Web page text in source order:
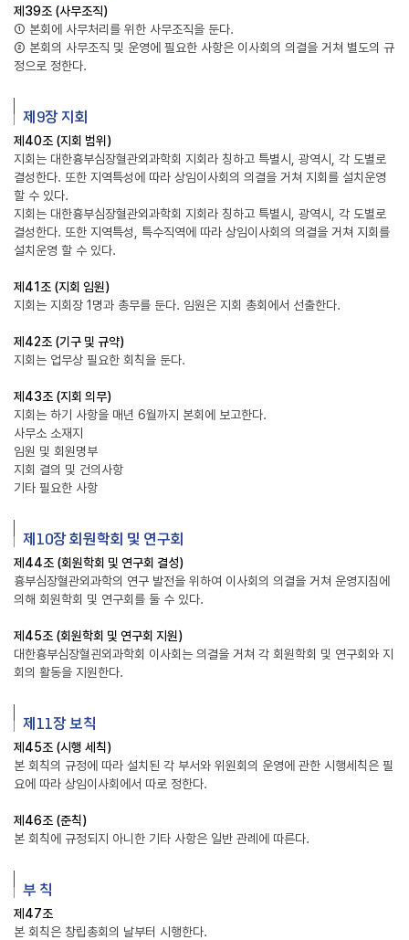
제39조 (사무조직)
① 본회에 사무처리를 위한 사무조직을 둔다.
② 본회의 사무조직 및 운영에 필요한 사항은 이사회의 의결을 거쳐 별도의 규
정으로 정한다.
제9장 지회
제40조 (지회 범위)
지회는 대한흉부심장혈관외과학회 지회라 칭하고 특별시, 광역시, 각 도별로
결성한다. 또한 지역특성에 따라 상임이사회의 의결을 거쳐 지회를 설치운영
할 수 있다.
지회는 대한흉부심장혈관외과학회 지회라 칭하고 특별시, 광역시, 각 도별로
결성한다. 또한 지역특성, 특수직역에 따라 상임이사회의 의결을 거쳐 지회를
설치운영 할 수 있다.
제41조 (지회 임원)
지회는 지회장 1명과 총무를 둔다. 임원은 지회 총회에서 선출한다.
제42조 (기구 및 규약)
지회는 업무상 필요한 회칙을 둔다.
제43조 (지회 의무)
지회는 하기 사항을 매년 6월까지 본회에 보고한다.
사무소 소재지
임원 및 회원명부
지회 결의 및 건의사항
기타 필요한 사항
제10장 회원학회 및 연구회
제44조 (회원학회 및 연구회 결성)
흉부심장혈관외과학의 연구 발전을 위하여 이사회의 의결을 거쳐 운영지침에
의해 회원학회 및 연구회를 둘 수 있다.
제45조 (회원학회 및 연구회 지원)
대한흉부심장혈괸외과학회 이사회는 의결을 거쳐 각 회원학회 및 연구회와 지
회의 활동을 지원한다.
제11장 보칙
제45조 (시행 세칙)
본 회칙의 규정에 따라 설치된 각 부서와 위원회의 운영에 관한 시행세칙은 필
요에 따라 상임이사회에서 따로 정한다.
제46조 (준칙)
본 회칙에 규정되지 아니한 기타 사항은 일반 관례에 따른다.
부 칙
제47조
본 회칙은 창립총회의 날부터 시행한다.